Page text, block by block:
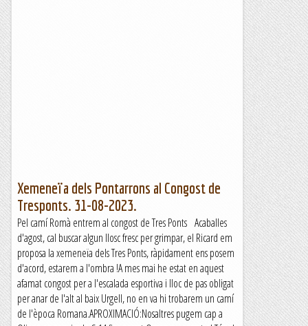
Xemeneïa dels Pontarrons al Congost de
Tresponts. 31-08-2023.
Pel camí Romà entrem al congost de Tres Ponts Acaballes
d'agost, cal buscar algun llosc fresc per grimpar, el Ricard em
proposa la xemeneïa dels Tres Ponts, ràpidament ens posem
d'acord, estarem a l'ombra !A mes mai he estat en aquest
afamat congost per a l'escalada esportiva i lloc de pas obligat
per anar de l'alt al baix Urgell, no en va hi trobarem un camí
de l'època Romana.APROXIMACIÓ:Nosaltres pugem cap a